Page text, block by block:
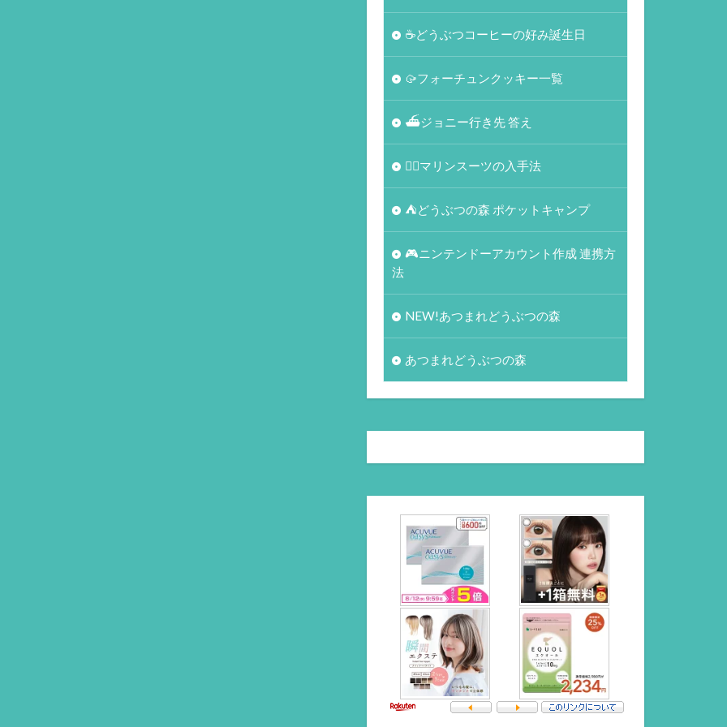
☕️どうぶつコーヒーの好み誕生日
🥠フォーチュンクッキー一覧
⛴ジョニー行き先 答え
🏄‍♀️マリンスーツの入手法
⛺どうぶつの森 ポケットキャンプ
🎮ニンテンドーアカウント作成 連携方
法
NEW!あつまれどうぶつの森
あつまれどうぶつの森